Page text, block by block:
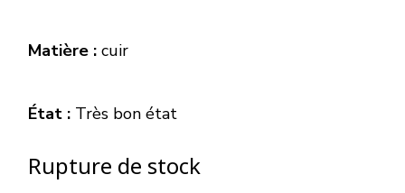
Matière : cuir
État : Très bon état
Rupture de stock